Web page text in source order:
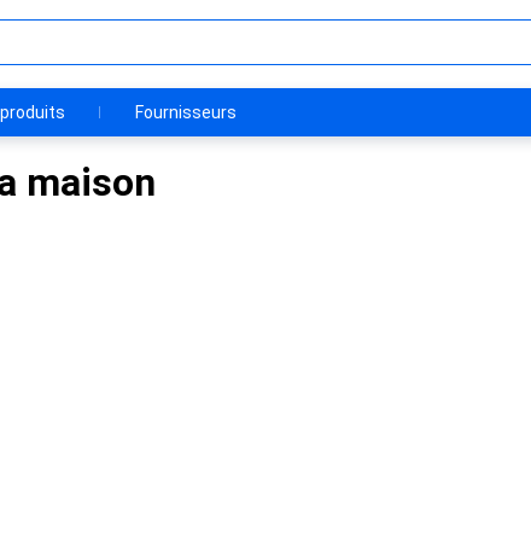
produits Fournisseurs
maison